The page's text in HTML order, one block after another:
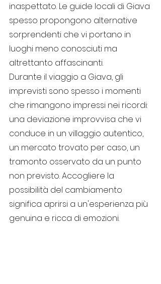
inaspettato. Le guide locali di Giava
spesso propongono alternative
sorprendenti che vi portano in
luoghi meno conosciuti ma
altrettanto affascinanti.
Durante il viaggio a Giava, gli
imprevisti sono spesso i momenti
che rimangono impressi nei ricordi:
una deviazione improvvisa che vi
conduce in un villaggio autentico,
un mercato trovato per caso, un
tramonto osservato da un punto
non previsto. Accogliere la
possibilità del cambiamento
significa aprirsi a un'esperienza più
genuina e ricca di emozioni.